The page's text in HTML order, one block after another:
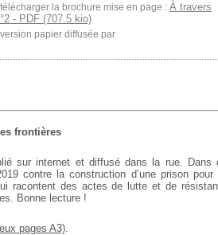
télécharger la brochure mise en page : À travers
- PDF (707.5 kio)
version papier diffusée par
frontières
sur internet et diffusé dans la rue.
contre la construction d’une prison
racontent des actes de lutte et de
Bonne lecture !
pages A3).